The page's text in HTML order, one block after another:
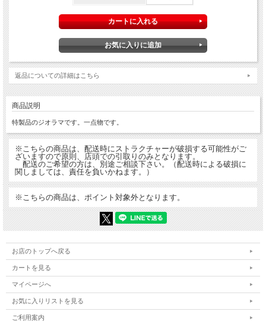
返品についての詳細はこちら
商品説明
特製品のジオラマです。一点物です。
※こちらの商品は、配送時にストラクチャーが破損する可能性がご
ざいますので原則、店頭での引取りのみとなります。
配送のご希望の方は、別途ご相談下さい。（配送時による破損に
関しましては、責任を負いかねます。）
※こちらの商品は、ポイント対象外となります。
お店のトップへ戻る
カートを見る
マイページへ
お気に入りリストを見る
ご利用案内